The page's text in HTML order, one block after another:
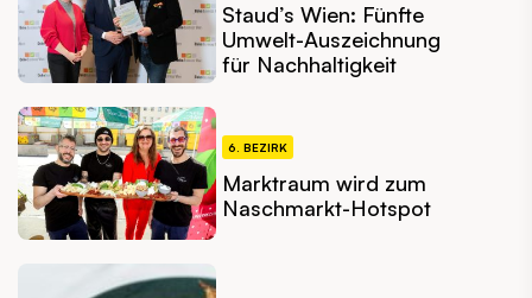
Staud’s Wien: Fünfte
Umwelt-Auszeichnung
für Nachhaltigkeit
6. BEZIRK
Marktraum wird zum
Naschmarkt-Hotspot